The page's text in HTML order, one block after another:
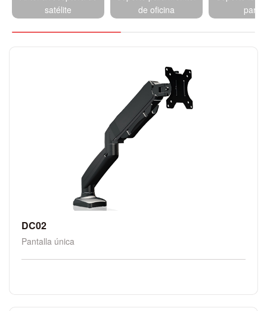
satélite
de oficina
pared
DC02
Pantalla única